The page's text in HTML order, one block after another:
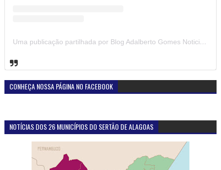
Uma publicação partilhada por Blog Adalberto Gomes Noticias (@blogadalbertogomesnoticiass)
CONHEÇA NOSSA PÁGINA NO FACEBOOK
NOTÍCIAS DOS 26 MUNICÍPIOS DO SERTÃO DE ALAGOAS